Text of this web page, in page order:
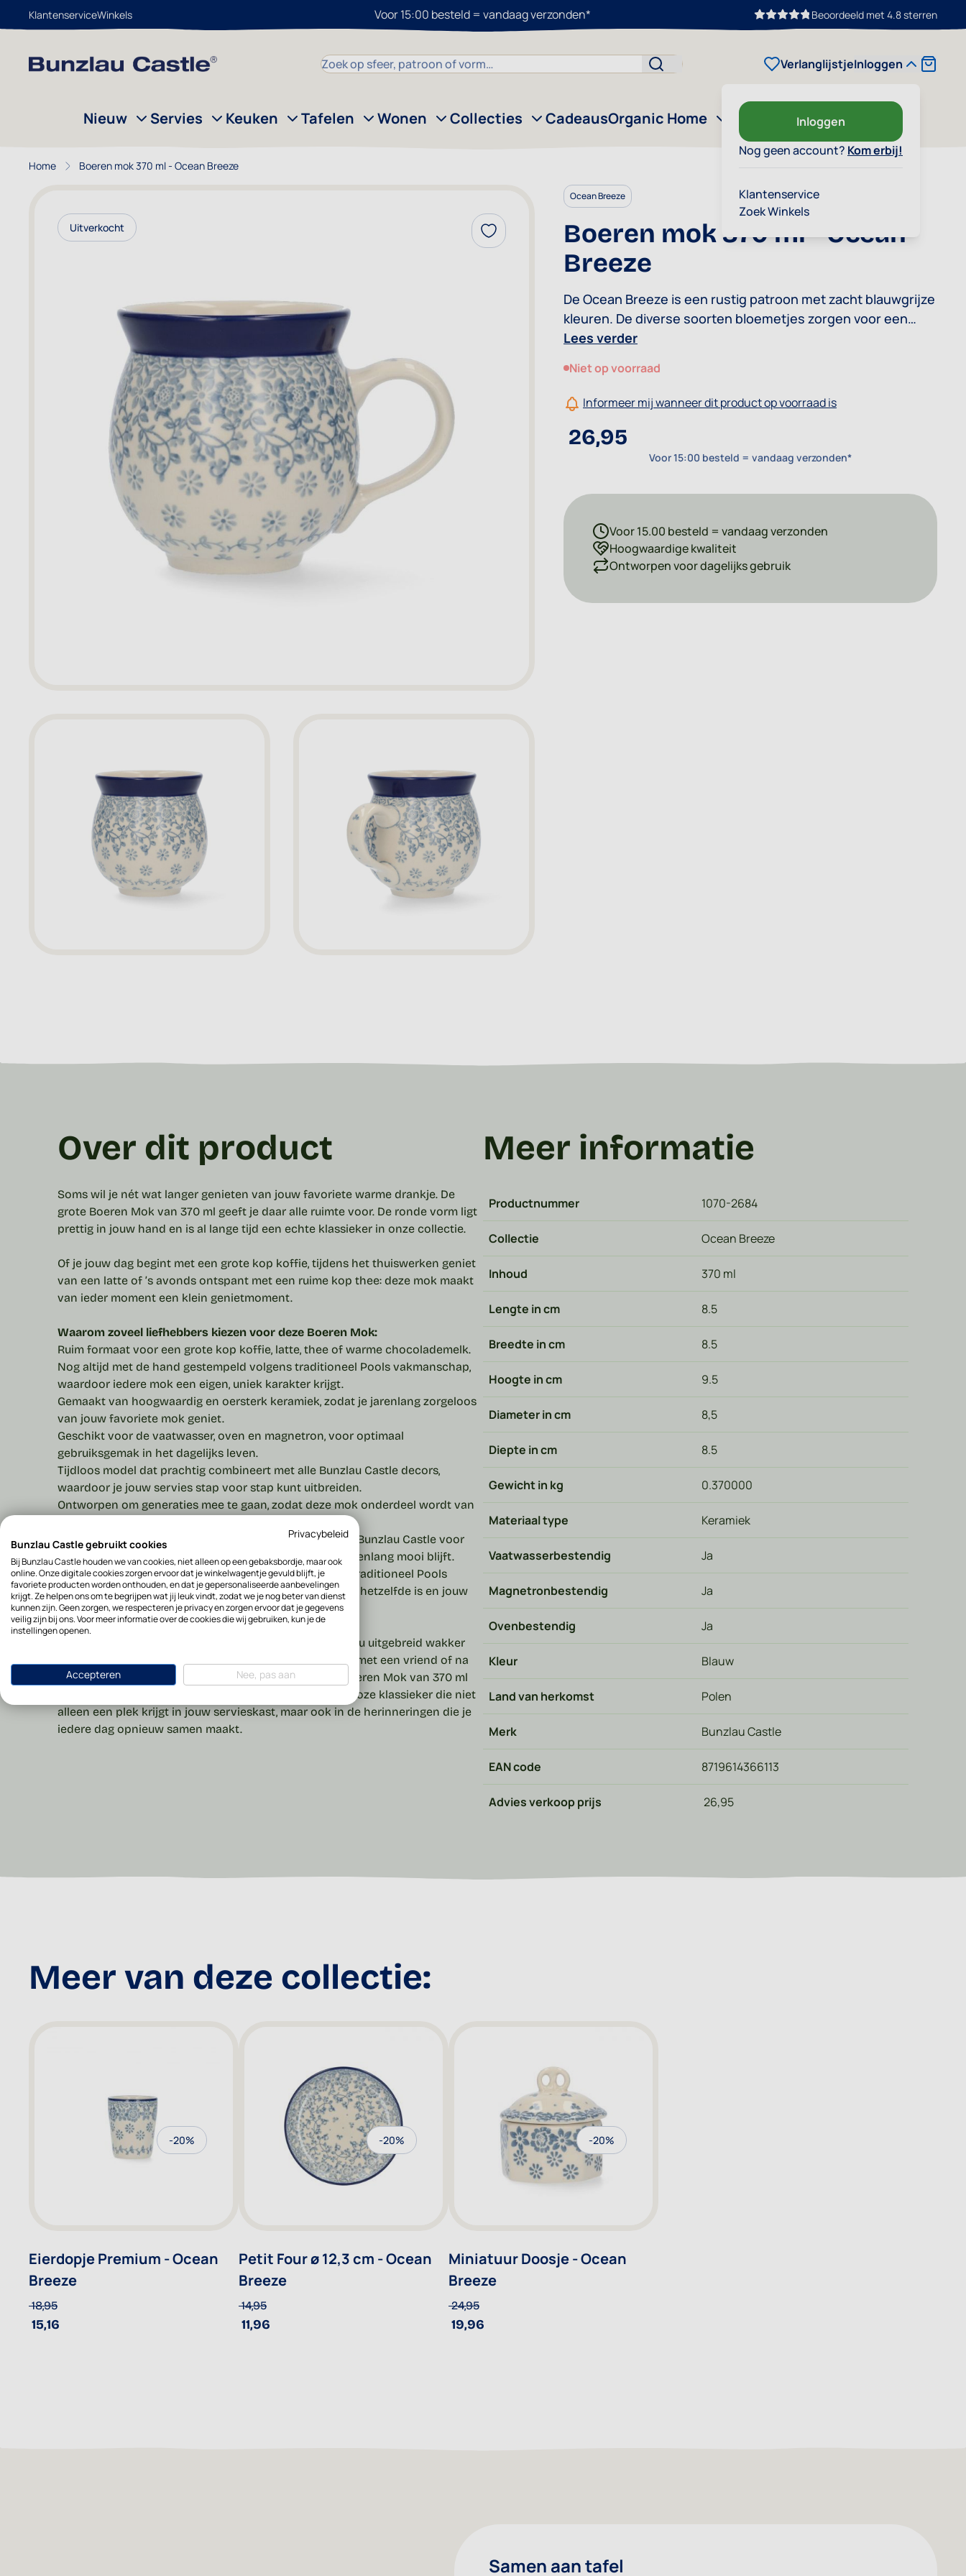
KlantenserviceWinkels Voor 15:00 besteld = vandaag verzonden* Beoordeeld met 4.8 sterren
Zoek
VerlanglijstjeInloggen
Inloggen
Nog geen account? Kom erbij!
Klantenservice
Zoek Winkels
Cart
Nieuw Servies Keuken Tafelen Wonen Collecties CadeausOrganic Home Ons verhaal
Home Boeren mok 370 ml - Ocean Breeze
Uitverkocht
Voeg toe aan verlanglijst
Ocean Breeze
Boeren mok 370 ml - Ocean
Breeze
De Ocean Breeze is een rustig patroon met zacht blauwgrijze
kleuren. De diverse soorten bloemetjes zorgen voor een
rustig maar sierlijk geheel.
Lees verder
Niet op voorraad
Informeer mij wanneer dit product op voorraad is
26,95
Voor 15:00 besteld = vandaag verzonden*
Voor 15.00 besteld = vandaag verzonden
Hoogwaardige kwaliteit
Ontworpen voor dagelijks gebruik
Over dit product
Soms wil je nét wat langer genieten van jouw favoriete warme drankje. De
grote Boeren Mok van 370 ml geeft je daar alle ruimte voor. De ronde vorm ligt
prettig in jouw hand en is al lange tijd een echte klassieker in onze collectie.
Of je jouw dag begint met een grote kop koffie, tijdens het thuiswerken geniet
van een latte of ’s avonds ontspant met een ruime kop thee: deze mok maakt
van ieder moment een klein genietmoment.
Waarom zoveel liefhebbers kiezen voor deze Boeren Mok:
Ruim formaat voor een grote kop koffie, latte, thee of warme chocolademelk.
Nog altijd met de hand gestempeld volgens traditioneel Pools vakmanschap,
waardoor iedere mok een eigen, uniek karakter krijgt.
Gemaakt van hoogwaardig en oersterk keramiek, zodat je jarenlang zorgeloos
van jouw favoriete mok geniet.
Geschikt voor de vaatwasser, oven en magnetron, voor optimaal
gebruiksgemak in het dagelijks leven.
Tijdloos model dat prachtig combineert met alle Bunzlau Castle decors,
waardoor je jouw servies stap voor stap kunt uitbreiden.
Ontworpen om generaties mee te gaan, zodat deze mok onderdeel wordt van
Vakmanschap dat al jaren meegaat
Al sinds 1984 staat Bunzlau Castle voor
keramiek dat is ontworpen voor dagelijks gebruik en jarenlang mooi blijft.
Ieder product wordt met de hand gestempeld volgens traditioneel Pools
vakmanschap. Dat betekent dat geen enkele mok exact hetzelfde is en jouw
servies altijd een authentiek karakter heeft.
Of je nu uitgebreid wakker
wordt met een grote kop koffie, een theemoment deelt met een vriend of na
het eten geniet van warme chocolademelk: de grote Boeren Mok van 370 ml
brengt warmte en karakter naar ieder moment. Een tijdloze klassieker die niet
alleen een plek krijgt in jouw servieskast, maar ook in de herinneringen die je
iedere dag opnieuw samen maakt.
Meer informatie
Productnummer 1070-2684
Collectie Ocean Breeze
Inhoud 370 ml
Lengte in cm 8.5
Breedte in cm 8.5
Hoogte in cm 9.5
Diameter in cm 8,5
Diepte in cm 8.5
Gewicht in kg 0.370000
Materiaal type Keramiek
Vaatwasserbestendig Ja
Magnetronbestendig Ja
Ovenbestendig Ja
Kleur Blauw
Land van herkomst Polen
Merk Bunzlau Castle
EAN code 8719614366113
Advies verkoop prijs 26,95
Meer van deze collectie:
-20%
Eierdopje Premium - Ocean
Breeze
15,16
18,95
-20%
Petit Four ø 12,3 cm - Ocean
Breeze
11,96
14,95
-20%
Miniatuur Doosje - Ocean
Breeze
19,96
24,95
Samen aan tafel
Privacybeleid
Bunzlau Castle gebruikt cookies
Bij Bunzlau Castle houden we van cookies, niet alleen op een gebaksbordje, maar ook
online. Onze digitale cookies zorgen ervoor dat je winkelwagentje gevuld blijft, je
favoriete producten worden onthouden, en dat je gepersonaliseerde aanbevelingen
krijgt. Ze helpen ons om te begrijpen wat jij leuk vindt, zodat we je nog beter van dienst
kunnen zijn. Geen zorgen, we respecteren je privacy en zorgen ervoor dat je gegevens
veilig zijn bij ons. Voor meer informatie over de cookies die wij gebruiken, kun je de
instellingen openen.
Accepteren Nee, pas aan